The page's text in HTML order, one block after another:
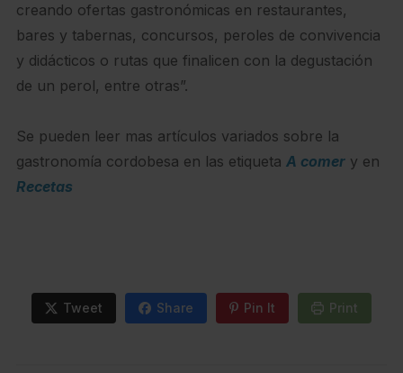
creando ofertas gastronómicas en restaurantes,
bares y tabernas, concursos, peroles de convivencia
y didácticos o rutas que finalicen con la degustación
de un perol, entre otras”.
Se pueden leer mas artículos variados sobre la
gastronomía cordobesa en las etiqueta A comery en
Recetas
Tweet Share Pin It Print